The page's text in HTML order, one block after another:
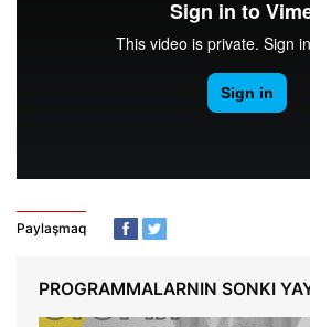
Paylaşmaq
PROGRAMMALARNIN SONKI